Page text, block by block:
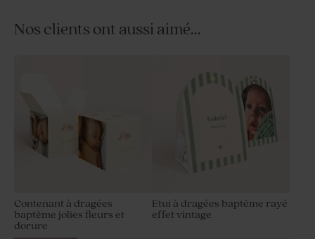
Carte de remerciement
Nos clients ont aussi aimé...
Contenant à dragées
baptême jolies fleurs et
dorure
Etui à dragées baptême rayé
effet vintage